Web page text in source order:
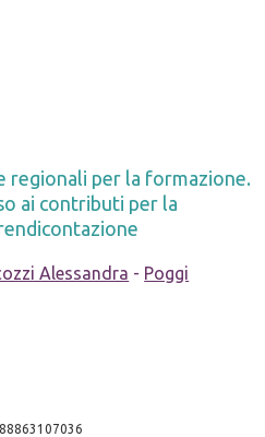
regionali per la formazione.
ai contributi per la
Alessandra - Poggi